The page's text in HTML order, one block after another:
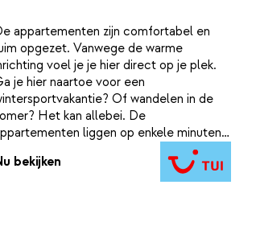
appartementen zijn comfortabel en
opgezet. Vanwege de warme
voel je je hier direct op je plek.
je hier naartoe voor een
Of wandelen in de
Het kan allebei. De
liggen op enkele minuten
en cafés.
bekijken